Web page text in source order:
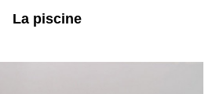
La piscine